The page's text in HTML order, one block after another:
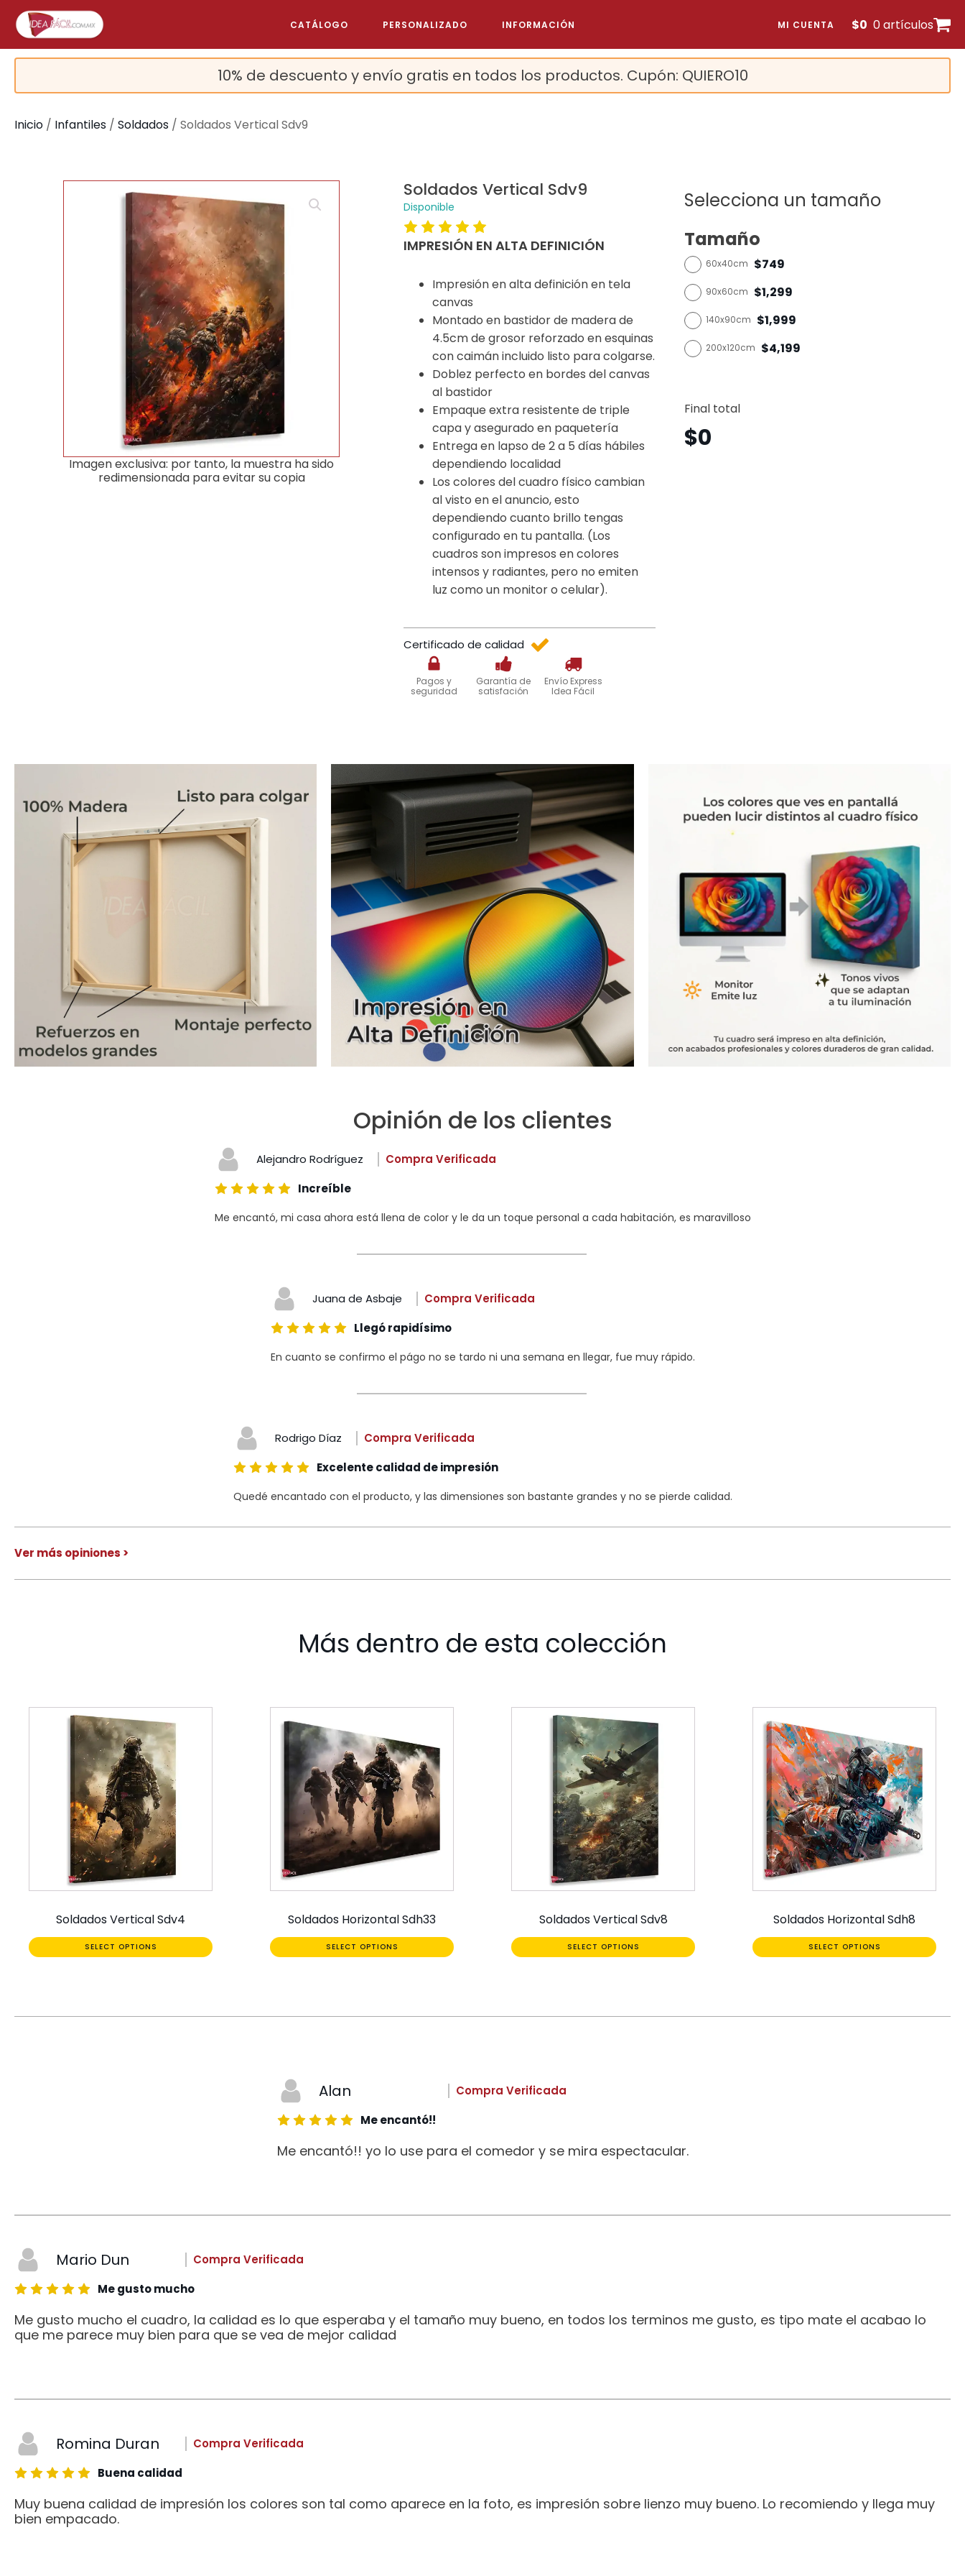
CATÁLOGO PERSONALIZADO INFORMACIÓN MI CUENTA $0 0 artículos
10% de descuento y envío gratis en todos los productos. Cupón: QUIERO10
Inicio / Infantiles / Soldados / Soldados Vertical Sdv9
Imagen exclusiva: por tanto, la muestra ha sido
redimensionada para evitar su copia
Soldados Vertical Sdv9
Disponible
IMPRESIÓN EN ALTA DEFINICIÓN
Impresión en alta definición en tela
canvas
Montado en bastidor de madera de
4.5cm de grosor reforzado en esquinas
con caimán incluido listo para colgarse.
Doblez perfecto en bordes del canvas
al bastidor
Empaque extra resistente de triple
capa y asegurado en paquetería
Entrega en lapso de 2 a 5 días hábiles
dependiendo localidad
Los colores del cuadro físico cambian
al visto en el anuncio, esto
dependiendo cuanto brillo tengas
configurado en tu pantalla. (Los
cuadros son impresos en colores
intensos y radiantes, pero no emiten
luz como un monitor o celular).
Certificado de calidad
Pagos y
seguridad
Garantía de
satisfación
Envío Express
Idea Fácil
Selecciona un tamaño
Tamaño
60x40cm $749
90x60cm $1,299
140x90cm $1,999
200x120cm $4,199
Final total
$0
Opinión de los clientes
Alejandro Rodríguez
Compra Verificada
Increíble
Me encantó, mi casa ahora está llena de color y le da un toque personal a cada habitación, es maravilloso
Juana de Asbaje
Compra Verificada
Llegó rapidísimo
En cuanto se confirmo el págo no se tardo ni una semana en llegar, fue muy rápido.
Rodrigo Díaz
Compra Verificada
Excelente calidad de impresión
Quedé encantado con el producto, y las dimensiones son bastante grandes y no se pierde calidad.
Ver más opiniones >
Más dentro de esta colección
Soldados Vertical Sdv4
SELECT OPTIONS
Soldados Horizontal Sdh33
SELECT OPTIONS
Soldados Vertical Sdv8
SELECT OPTIONS
Soldados Horizontal Sdh8
SELECT OPTIONS
Alan
Compra Verificada
Me encantó!!
Me encantó!! yo lo use para el comedor y se mira espectacular.
Mario Dun
Compra Verificada
Me gusto mucho
Me gusto mucho el cuadro, la calidad es lo que esperaba y el tamaño muy bueno, en todos los terminos me gusto, es tipo mate el acabao lo
que me parece muy bien para que se vea de mejor calidad
Romina Duran
Compra Verificada
Buena calidad
Muy buena calidad de impresión los colores son tal como aparece en la foto, es impresión sobre lienzo muy bueno. Lo recomiendo y llega muy
bien empacado.